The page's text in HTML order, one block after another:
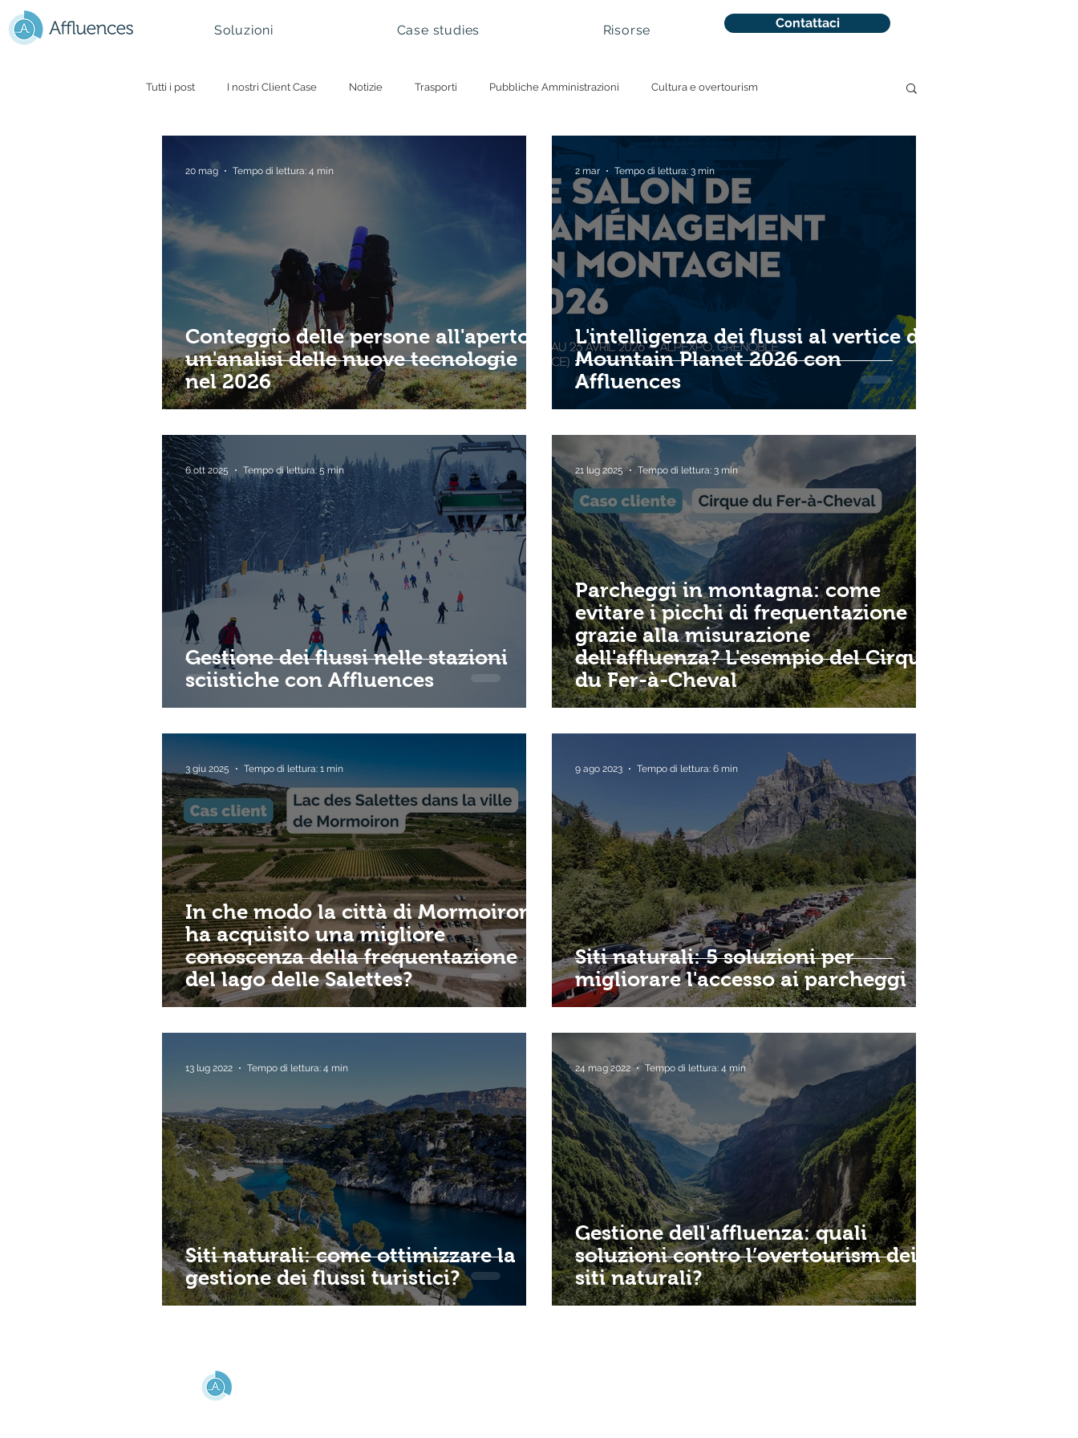
Soluzioni Case studies Risorse Contattaci
Tutti i post I nostri Client Case Notizie Trasporti Pubbliche Amministrazioni Cultura e overtourism
Gestione dei visitatori
Montagna & Comprensori Sciistici
Conteggio delle persone all'aperto:
un'analisi delle nuove tecnologie
nel 2026
20 mag Tempo di lettura: 4 min
L'intelligenza dei flussi al vertice di
Mountain Planet 2026 con
Affluences
2 mar Tempo di lettura: 3 min
Gestione dei flussi nelle stazioni
sciistiche con Affluences
6 ott 2025 Tempo di lettura: 5 min
Parcheggi in montagna: come
evitare i picchi di frequentazione
grazie alla misurazione
dell'affluenza? L'esempio del Cirque
du Fer-à-Cheval
21 lug 2025 Tempo di lettura: 3 min
In che modo la città di Mormoiron
ha acquisito una migliore
conoscenza della frequentazione
del lago delle Salettes?
3 giu 2025 Tempo di lettura: 1 min
Siti naturali: 5 soluzioni per
migliorare l'accesso ai parcheggi
9 ago 2023 Tempo di lettura: 6 min
Siti naturali: come ottimizzare la
gestione dei flussi turistici?
13 lug 2022 Tempo di lettura: 4 min
Gestione dell'affluenza: quali
soluzioni contro l’overtourism dei
siti naturali?
24 mag 2022 Tempo di lettura: 4 min